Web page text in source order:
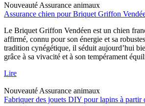
Nouveauté Assurance animaux
Assurance chien pour Briquet Griffon
Le Briquet Griffon Vendéen est un chien
affirmé, connu pour son énergie et sa
tradition cynégétique, il séduit aujourd’hui
grâce à sa vivacité et à son tempérament
Lire
Nouveauté Assurance animaux
Fabriquer des jouets DIY pour lapins à partir